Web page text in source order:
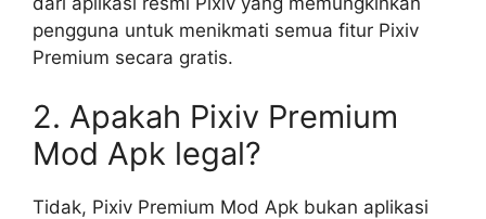
pengguna untuk menikmati semua fitur Pixiv
Premium secara gratis.
2. Apakah Pixiv Premium
Mod Apk legal?
Tidak, Pixiv Premium Mod Apk bukan aplikasi